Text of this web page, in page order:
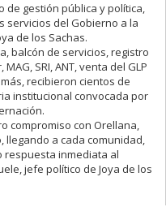
de gestión pública y política,
servicios del Gobierno a la
de los Sachas.
balcón de servicios, registro
SRI, ANT, venta del GLP
recibieron cientos de
institucional convocada por
compromiso con Orellana,
a cada comunidad,
respuesta inmediata al
jefe político de Joya de los